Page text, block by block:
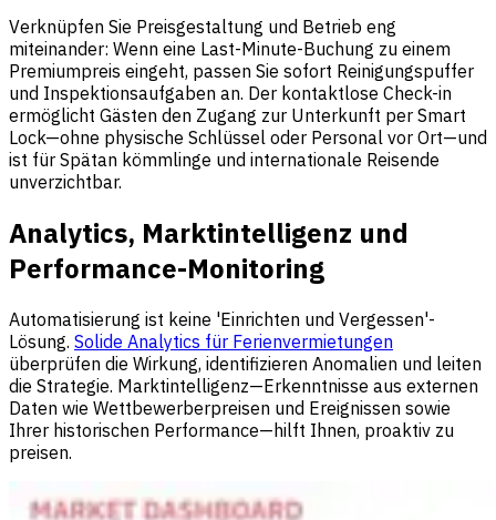
Verknüpfen Sie Preisgestaltung und Betrieb eng
miteinander: Wenn eine Last-Minute-Buchung zu einem
Premiumpreis eingeht, passen Sie sofort Reinigungspuffer
und Inspektionsaufgaben an. Der kontaktlose Check-in
ermöglicht Gästen den Zugang zur Unterkunft per Smart
Lock—ohne physische Schlüssel oder Personal vor Ort—und
ist für Spätan kömmlinge und internationale Reisende
unverzichtbar.
Analytics, Marktintelligenz und
Performance-Monitoring
Automatisierung ist keine 'Einrichten und Vergessen'-
Lösung. Solide Analytics für Ferienvermietungen
überprüfen die Wirkung, identifizieren Anomalien und leiten
die Strategie. Marktintelligenz—Erkenntnisse aus externen
Daten wie Wettbewerberpreisen und Ereignissen sowie
Ihrer historischen Performance—hilft Ihnen, proaktiv zu
preisen.